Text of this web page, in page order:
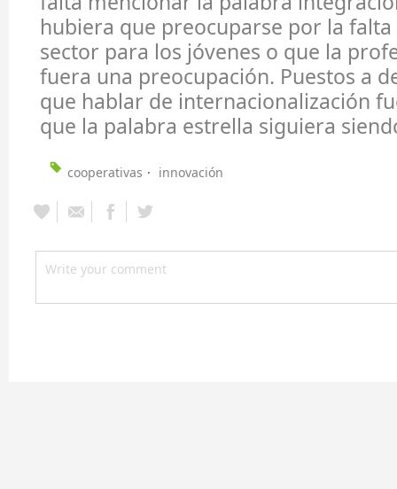
hubiera que preocuparse por la
sector para los jóvenes o que la
fuera una preocupación. Puestos a
que hablar de internacionalización
que la palabra estrella siguiera
cooperativas innovación